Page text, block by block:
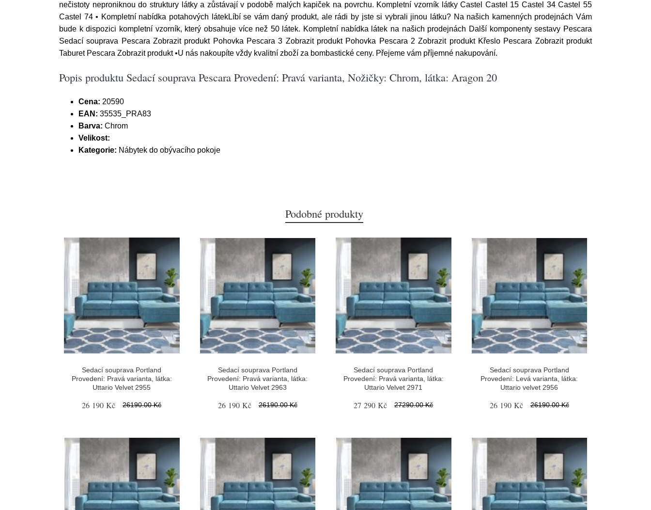
nečistoty neproniknou do struktury látky a zůstávají v podobě malých kapiček na povrchu. Kompletní vzorník látky Castel Castel 15 Castel 34 Castel 55
Castel 74 • Kompletní nabídka potahových látekLíbí se vám daný produkt, ale rádi by jste si vybrali jinou látku? Na našich kamenných prodejnách Vám
bude k dispozici kompletní vzorník, který obsahuje více než 50 látek. Kompletní nabídka látek na našich prodejnách Další komponenty sestavy Pescara
Sedací souprava Pescara Zobrazit produkt Pohovka Pescara 3 Zobrazit produkt Pohovka Pescara 2 Zobrazit produkt Křeslo Pescara Zobrazit produkt
Taburet Pescara Zobrazit produkt •U nás nakoupíte vždy kvalitní zboží za bombastické ceny. Přejeme vám příjemné nakupování.
Popis produktu Sedací souprava Pescara Provedení: Pravá varianta, Nožičky: Chrom, látka: Aragon 20
Cena: 20590
EAN: 35535_PRA83
Barva: Chrom
Velikost:
Kategorie: Nábytek do obývacího pokoje
Podobné produkty
Sedací souprava Portland
Provedení: Pravá varianta, látka:
Uttario Velvet 2955
26 190 Kč 26190.00 Kč
Sedací souprava Portland
Provedení: Pravá varianta, látka:
Uttario Velvet 2963
26 190 Kč 26190.00 Kč
Sedací souprava Portland
Provedení: Pravá varianta, látka:
Uttario Velvet 2971
27 290 Kč 27290.00 Kč
Sedací souprava Portland
Provedení: Levá varianta, látka:
Uttario velvet 2956
26 190 Kč 26190.00 Kč